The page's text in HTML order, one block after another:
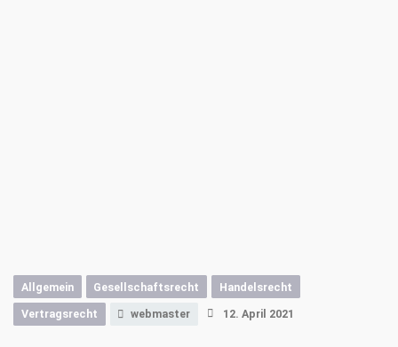
Allgemein Gesellschaftsrecht Handelsrecht
Vertragsrecht webmaster 12. April 2021